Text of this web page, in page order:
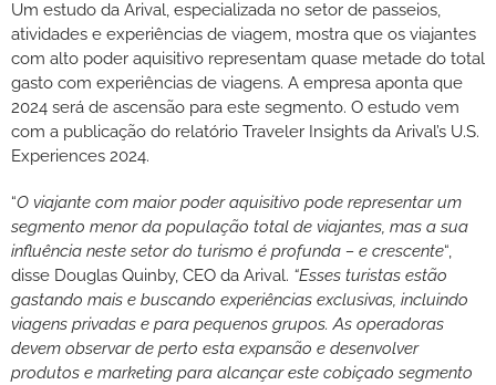
Um estudo da Arival, especializada no setor de passeios,
atividades e experiências de viagem, mostra que os viajantes
com alto poder aquisitivo representam quase metade do total
gasto com experiências de viagens. A empresa aponta que
2024 será de ascensão para este segmento. O estudo vem
com a publicação do relatório Traveler Insights da Arival’s U.S.
Experiences 2024.
“O viajante com maior poder aquisitivo pode representar um
segmento menor da população total de viajantes, mas a sua
influência neste setor do turismo é profunda – e crescente“,
disse Douglas Quinby, CEO da Arival. “Esses turistas estão
gastando mais e buscando experiências exclusivas, incluindo
viagens privadas e para pequenos grupos. As operadoras
devem observar de perto esta expansão e desenvolver
produtos e marketing para alcançar este cobiçado segmento